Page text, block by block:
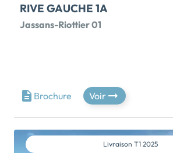
RIVE GAUCHE 1A
Jassans-Riottier 01
Riottier vous êtes un propriétaire
minutes de Lyon, à 5 minutes de tout
le port sur la Saône, le bus vous
vélo sur le chemin de halage le long
quartier, il a tout : les écoles, le
Brochure Voir
Livraison T1 2025